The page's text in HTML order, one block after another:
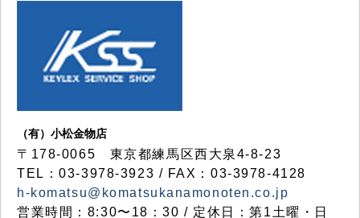
（有）小松金物店
〒178-0065 東京都練馬区西大泉4-8-23
TEL：03-3978-3923 / FAX：03-3978-4128
h-komatsu@komatsukanamonoten.co.jp
営業時間：8:30〜18：30 / 定休日：第1土曜・日